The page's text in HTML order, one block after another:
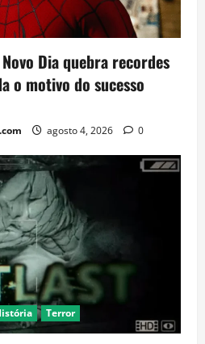
Dia quebra recordes
o motivo do sucesso
agosto 4, 2026 0
Terror